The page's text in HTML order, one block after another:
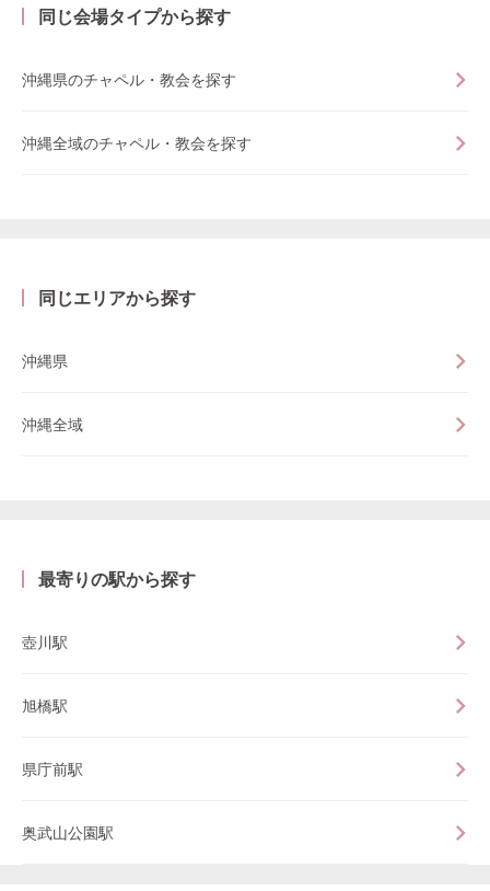
同じ会場タイプから探す
沖縄県のチャペル・教会を探す
沖縄全域のチャペル・教会を探す
同じエリアから探す
沖縄県
沖縄全域
最寄りの駅から探す
壺川駅
旭橋駅
県庁前駅
奥武山公園駅